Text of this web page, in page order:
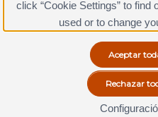
Términos y condiciones|
reservados.
Alarm.com y el logotipo de
click “Cookie Settings” to
used or to change